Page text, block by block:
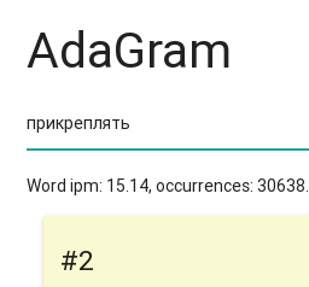
AdaGram
Word ipm: 15.14, occurrences: 30638.
#2